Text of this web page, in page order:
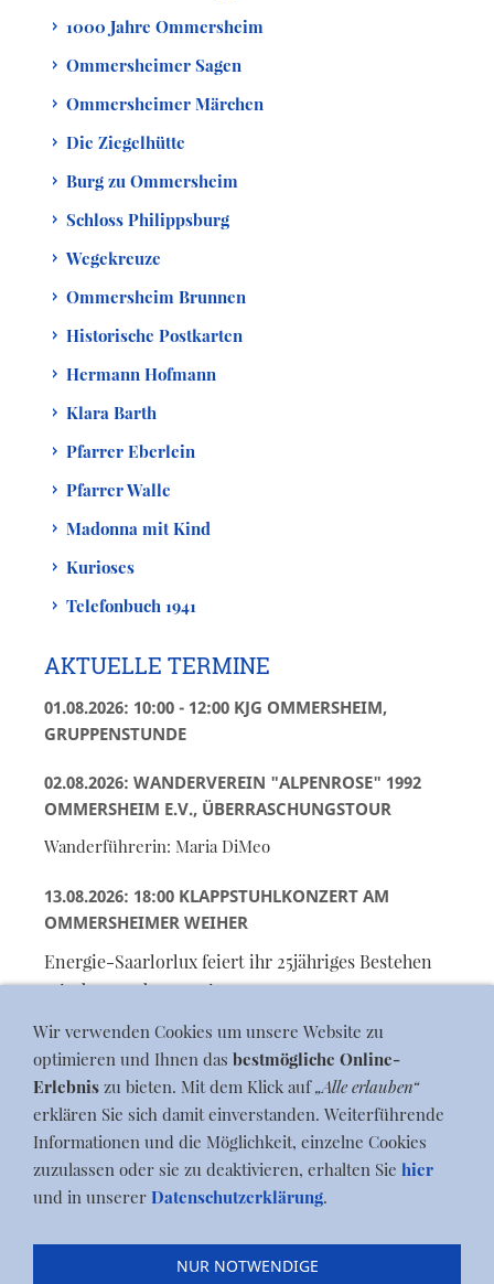
1000 Jahre Ommersheim
Ommersheimer Sagen
Ommersheimer Märchen
Die Ziegelhütte
Burg zu Ommersheim
Schloss Philippsburg
Wegekreuze
Ommersheim Brunnen
Historische Postkarten
Hermann Hofmann
Klara Barth
Pfarrer Eberlein
Pfarrer Walle
Madonna mit Kind
Kurioses
Telefonbuch 1941
AKTUELLE TERMINE
01.08.2026: 10:00 - 12:00 KJG OMMERSHEIM,
GRUPPENSTUNDE
02.08.2026: WANDERVEREIN "ALPENROSE" 1992
OMMERSHEIM E.V., ÜBERRASCHUNGSTOUR
Wanderführerin: Maria DiMeo
13.08.2026: 18:00 KLAPPSTUHLKONZERT AM
OMMERSHEIMER WEIHER
Energie-Saarlorlux feiert ihr 25jähriges Bestehen
mit der Band "MEP Live"
by itn-design
Blog|Termine|Zum ...|Dorfleben|Geschichte|
Jobs|Kontakt|Dies & Das
Wir verwenden Cookies um unsere Website zu
optimieren und Ihnen das bestmögliche Online-
Erlebnis zu bieten. Mit dem Klick auf„Alle erlauben“
erklären Sie sich damit einverstanden. Weiterführende
Informationen und die Möglichkeit, einzelne Cookies
zuzulassen oder sie zu deaktivieren, erhalten Sie hier
und in unserer Datenschutzerklärung.
NUR NOTWENDIGE